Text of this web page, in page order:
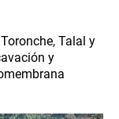
Talal y
y